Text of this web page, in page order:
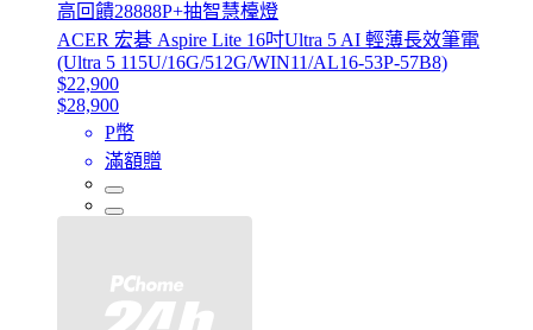
高回饋28888P+抽智慧檯燈
ACER 宏碁 Aspire Lite 16吋Ultra 5 AI 輕薄長效筆電
(Ultra 5 115U/16G/512G/WIN11/AL16-53P-57B8)
$22,900
$28,900
P幣
滿額贈